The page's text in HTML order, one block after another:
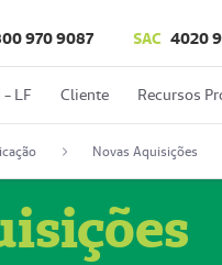
970 9087 SAC 4020
- LF Cliente Recursos
Novas Aquisições